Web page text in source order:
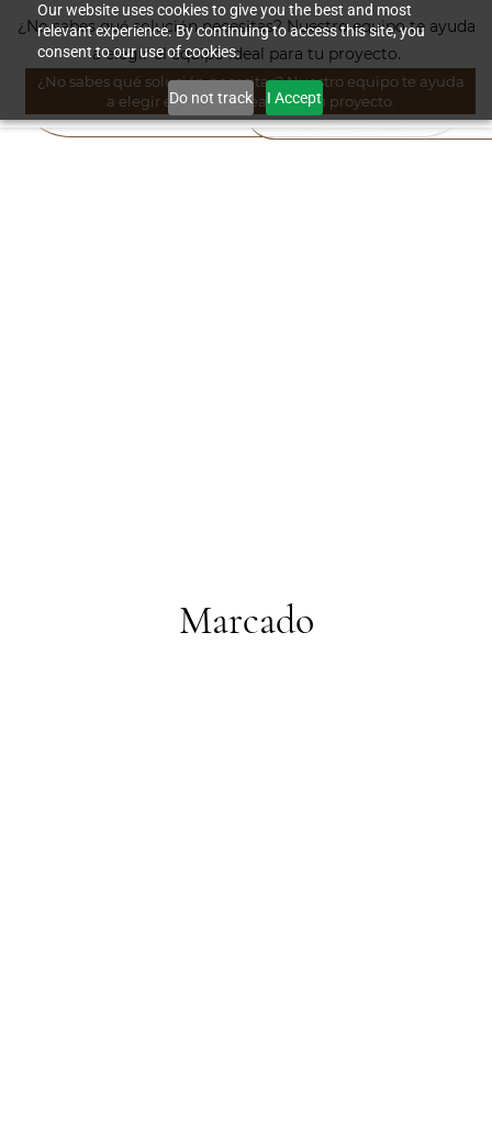
Our website uses cookies to give you the best and most
relevant experience. By continuing to access this site, you
consent to our use of cookies.
Do not track I Accept
Skip to
main
content
Marcado
¿No sabes qué solución necesitas? Nuestro equipo te ayuda
a elegir el equipo ideal para tu proyecto.
¿No sabes qué solución necesitas? Nuestro equipo te ayuda
a elegir el equipo ideal para tu proyecto.